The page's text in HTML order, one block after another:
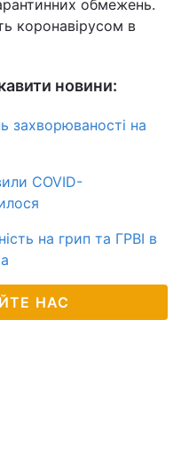
обмежень.
коронавірусом в
новини:
захворюваності на
COVID-
на грип та ГРВІ в
НАС